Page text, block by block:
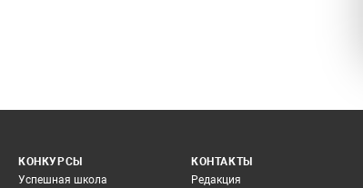
КОНКУРСЫ
Успешная школа
КОНТАКТЫ
Редакция